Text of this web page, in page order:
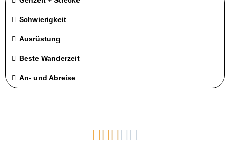
Schwierigkeit
Ausrüstung
Beste Wanderzeit
An- und Abreise
